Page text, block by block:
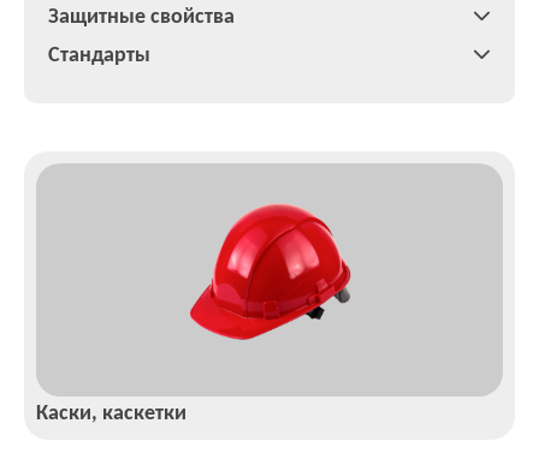
Защитные свойства
Стандарты
Каски, каскетки